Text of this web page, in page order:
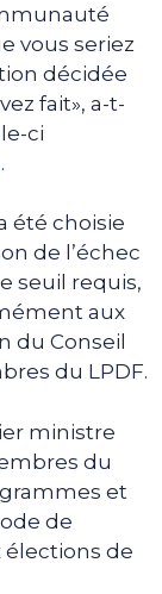
vous seriez
décidée
fait», a-t-
ci
été choisie
de l’échec
seuil requis,
aux
du Conseil
du LPDF.
ministre
du
et
de
élections de